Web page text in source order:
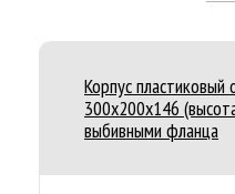
Корпус пластиковый
300x200x146
выбивными фланца